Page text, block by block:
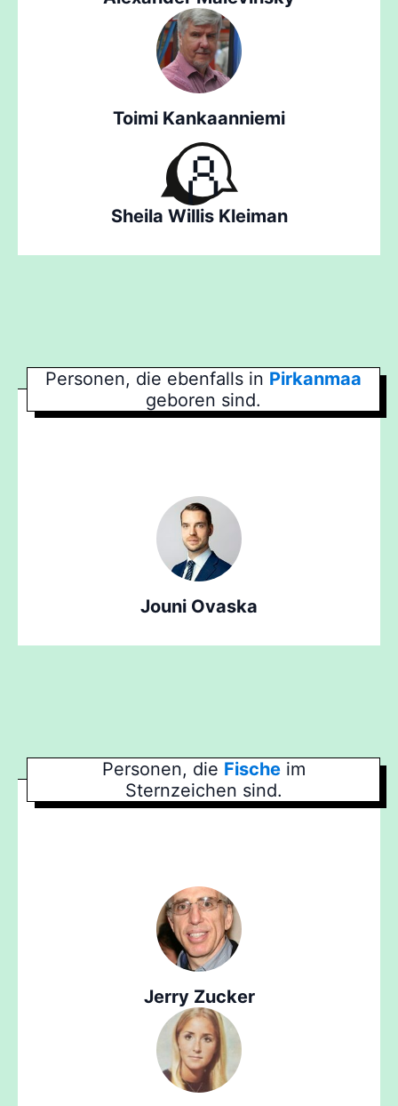
Toimi Kankaanniemi
Sheila Willis Kleiman
Personen, die ebenfalls in Pirkanmaa
geboren sind.
Jouni Ovaska
Personen, die Fische im
Sternzeichen sind.
Jerry Zucker